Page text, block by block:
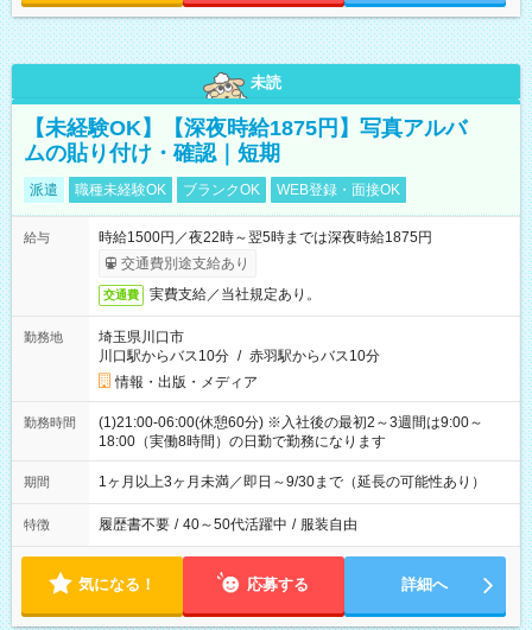
未読
【未経験OK】【深夜時給1875円】写真アルバ
ムの貼り付け・確認｜短期
派遣 職種未経験OK ブランクOK WEB登録・面接OK
給与
時給1500円／夜22時～翌5時までは深夜時給1875円
交通費別途支給あり
交通費 実費支給／当社規定あり。
勤務地
埼玉県川口市
川口駅からバス10分 / 赤羽駅からバス10分
情報・出版・メディア
勤務時間
(1)21:00-06:00(休憩60分) ※入社後の最初2～3週間は9:00～
18:00（実働8時間）の日勤で勤務になります
期間 1ヶ月以上3ヶ月未満／即日～9/30まで（延長の可能性あり）
特徴 履歴書不要 / 40～50代活躍中 / 服装自由
気になる！ 応募する 詳細へ